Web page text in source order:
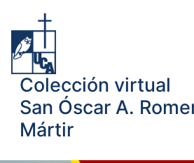
Colección virtual
San Óscar A.
Mártir